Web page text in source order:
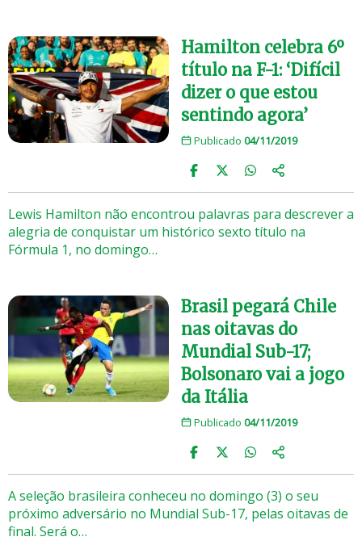
Hamilton celebra 6º
título na F-1: ‘Difícil
dizer o que estou
sentindo agora’
Publicado 04/11/2019
Lewis Hamilton não encontrou palavras para descrever a
alegria de conquistar um histórico sexto título na
Fórmula 1, no domingo…
Brasil pegará Chile
nas oitavas do
Mundial Sub-17;
Bolsonaro vai a jogo
da Itália
Publicado 04/11/2019
A seleção brasileira conheceu no domingo (3) o seu
próximo adversário no Mundial Sub-17, pelas oitavas de
final. Será o…